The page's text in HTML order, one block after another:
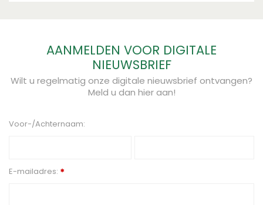
AANMELDEN VOOR DIGITALE
NIEUWSBRIEF
Wilt u regelmatig onze digitale nieuwsbrief ontvangen?
Meld u dan hier aan!
Voor-/Achternaam:
E-mailadres: *